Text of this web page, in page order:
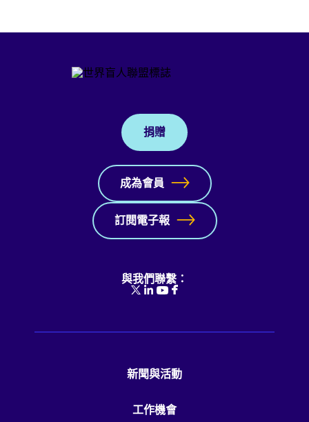
捐贈
成為會員
訂閱電子報
與我們聯繫：
新聞與活動
工作機會